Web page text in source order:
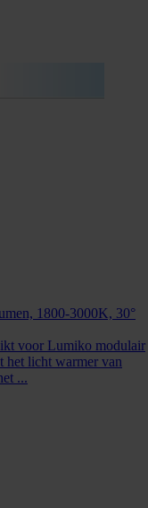
1800-3000K, 30°
voor Lumiko modulair
licht warmer van
...